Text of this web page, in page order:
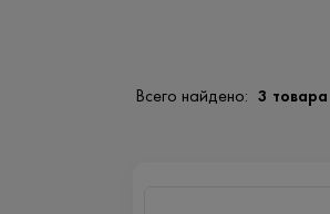
Всего найдено: 3 товара